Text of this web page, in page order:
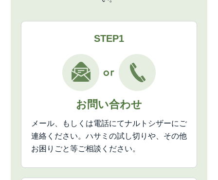
STEP1
お問い合わせ
メール、もしくは電話にてナルトシザーにご
連絡ください。ハサミの試し切りや、その他
お困りごと等ご相談ください。